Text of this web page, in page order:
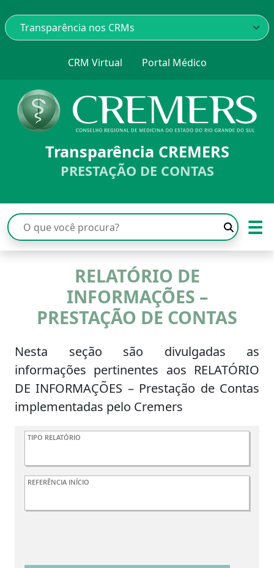
CRM Virtual Portal Médico
Transparência CREMERS
PRESTAÇÃO DE CONTAS
☰
RELATÓRIO DE
INFORMAÇÕES –
PRESTAÇÃO DE CONTAS
Nesta seção são divulgadas as
informações pertinentes aos RELATÓRIO
DE INFORMAÇÕES – Prestação de Contas
implementadas pelo Cremers